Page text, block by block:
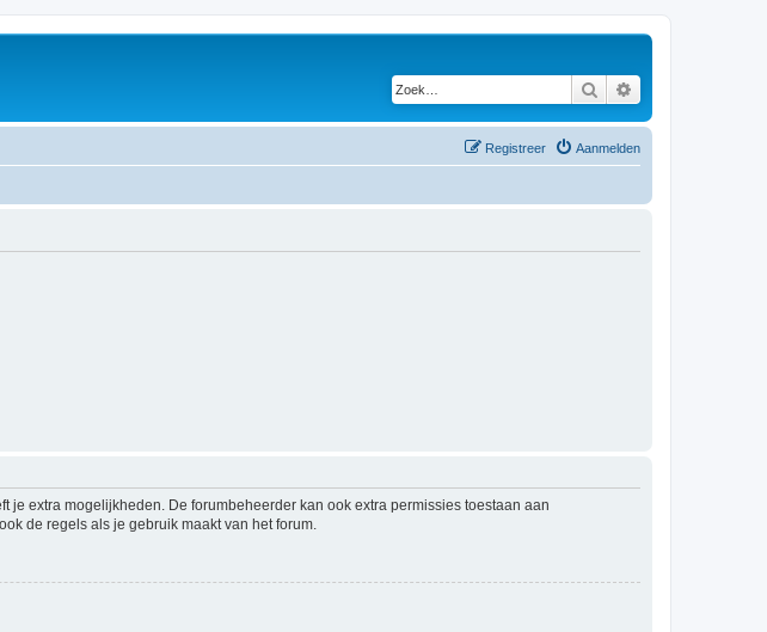
Zoek
Aanmelden
Registreer
extra mogelijkheden. De forumbeheerder kan ook extra permissies toestaan aan
de regels als je gebruik maakt van het forum.